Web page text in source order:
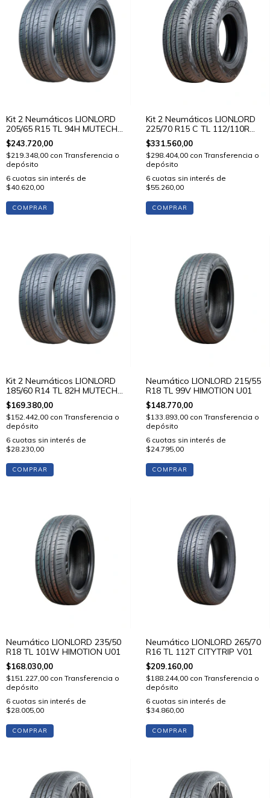
Kit 2 Neumáticos LIONLORD
205/65 R15 TL 94H MUTECH
H01
$243.720,00
$219.348,00 con Transferencia o
depósito
6 cuotas sin interés de
$40.620,00
COMPRAR
Kit 2 Neumáticos LIONLORD
225/70 R15 C TL 112/110R
VANSTAR C01
$331.560,00
$298.404,00 con Transferencia o
depósito
6 cuotas sin interés de
$55.260,00
COMPRAR
Kit 2 Neumáticos LIONLORD
185/60 R14 TL 82H MUTECH
H01
$169.380,00
$152.442,00 con Transferencia o
depósito
6 cuotas sin interés de
$28.230,00
COMPRAR
Neumático LIONLORD 215/55
R18 TL 99V HIMOTION U01
$148.770,00
$133.893,00 con Transferencia o
depósito
6 cuotas sin interés de
$24.795,00
COMPRAR
Neumático LIONLORD 235/50
R18 TL 101W HIMOTION U01
$168.030,00
$151.227,00 con Transferencia o
depósito
6 cuotas sin interés de
$28.005,00
COMPRAR
Neumático LIONLORD 265/70
R16 TL 112T CITYTRIP V01
$209.160,00
$188.244,00 con Transferencia o
depósito
6 cuotas sin interés de
$34.860,00
COMPRAR